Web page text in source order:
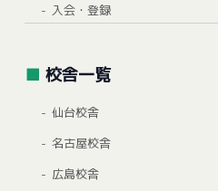
入会・登録
校舎一覧
仙台校舎
名古屋校舎
広島校舎